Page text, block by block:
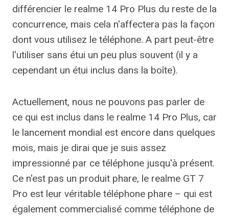
différencier le realme 14 Pro Plus du reste de la
concurrence, mais cela n'affectera pas la façon
dont vous utilisez le téléphone. A part peut-être
l'utiliser sans étui un peu plus souvent (il y a
cependant un étui inclus dans la boîte).
Actuellement, nous ne pouvons pas parler de
ce qui est inclus dans le realme 14 Pro Plus, car
le lancement mondial est encore dans quelques
mois, mais je dirai que je suis assez
impressionné par ce téléphone jusqu'à présent.
Ce n'est pas un produit phare, le realme GT 7
Pro est leur véritable téléphone phare – qui est
également commercialisé comme téléphone de